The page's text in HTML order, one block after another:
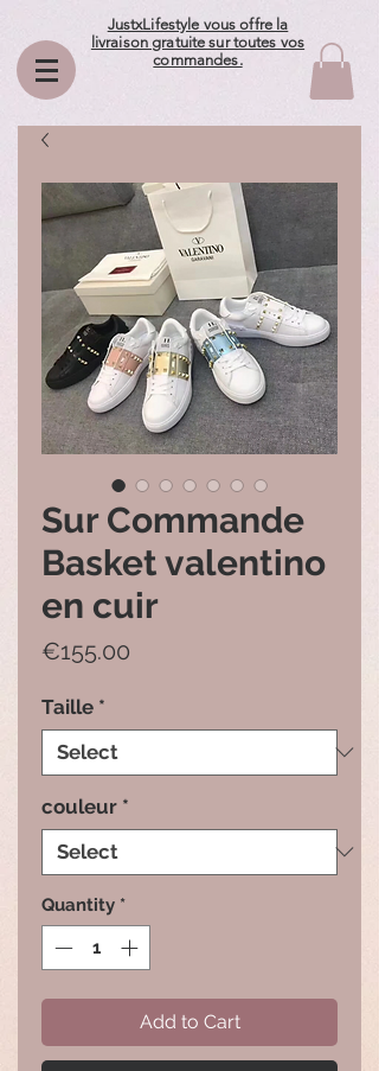
JustxLifestyle vous offre la
livraison gratuite sur toutes vos
commandes.
Sur Commande
Basket valentino
en cuir
€155.00
Taille *
couleur *
Quantity *
Add to Cart